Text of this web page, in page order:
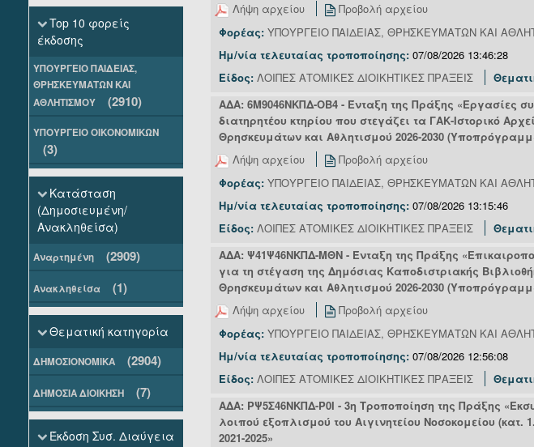
Top 10 φορείς
έκδοσης
ΥΠΟΥΡΓΕΙΟ ΠΑΙΔΕΙΑΣ,
ΘΡΗΣΚΕΥΜΑΤΩΝ ΚΑΙ
ΑΘΛΗΤΙΣΜΟΥ (2910)
ΥΠΟΥΡΓΕΙΟ ΟΙΚΟΝΟΜΙΚΩΝ
(3)
Κατάσταση
(Δημοσιευμένη/
Ανακληθείσα)
Αναρτημένη (2909)
Ανακληθείσα (1)
Θεματική κατηγορία
ΔΗΜΟΣΙΟΝΟΜΙΚΑ (2904)
ΔΗΜΟΣΙΑ ΔΙΟΙΚΗΣΗ (7)
Έκδοση Συσ. Διαύγεια
Λήψη αρχείου
Προβολή αρχείου
Φορέας: ΥΠΟΥΡΓΕΙΟ ΠΑΙΔΕΙΑΣ, ΘΡΗΣΚΕΥΜΑΤΩΝ ΚΑΙ
Ημ/νία τελευταίας τροποποίησης: 07/08/2026 13:46:28
Είδος: ΛΟΙΠΕΣ ΑΤΟΜΙΚΕΣ ΔΙΟΙΚΗΤΙΚΕΣ ΠΡΑΞΕΙΣ
ΑΔΑ: 6Μ9046ΝΚΠΔ-ΟΒ4 - Ένταξη της Πράξης «Εργασίες
διατηρητέου κτηρίου που στεγάζει τα ΓΑΚ-Ιστορικό
Θρησκευμάτων και Αθλητισμού 2026-2030
Λήψη αρχείου
Προβολή αρχείου
Φορέας: ΥΠΟΥΡΓΕΙΟ ΠΑΙΔΕΙΑΣ, ΘΡΗΣΚΕΥΜΑΤΩΝ ΚΑΙ
Ημ/νία τελευταίας τροποποίησης: 07/08/2026 13:15:46
Είδος: ΛΟΙΠΕΣ ΑΤΟΜΙΚΕΣ ΔΙΟΙΚΗΤΙΚΕΣ ΠΡΑΞΕΙΣ
ΑΔΑ: Ψ41Ψ46ΝΚΠΔ-ΜΘΝ - Ένταξη της Πράξης
για τη στέγαση της Δημόσιας Καποδιστριακής
Θρησκευμάτων και Αθλητισμού 2026-2030
Λήψη αρχείου
Προβολή αρχείου
Φορέας: ΥΠΟΥΡΓΕΙΟ ΠΑΙΔΕΙΑΣ, ΘΡΗΣΚΕΥΜΑΤΩΝ ΚΑΙ
Ημ/νία τελευταίας τροποποίησης: 07/08/2026 12:56:08
Είδος: ΛΟΙΠΕΣ ΑΤΟΜΙΚΕΣ ΔΙΟΙΚΗΤΙΚΕΣ ΠΡΑΞΕΙΣ
ΑΔΑ: ΡΨ5Σ46ΝΚΠΔ-Ρ0Ι - 3η Τροποποίηση της Πράξης
λοιπού εξοπλισμού του Αιγινητείου Νοσοκομείου
2021-2025»